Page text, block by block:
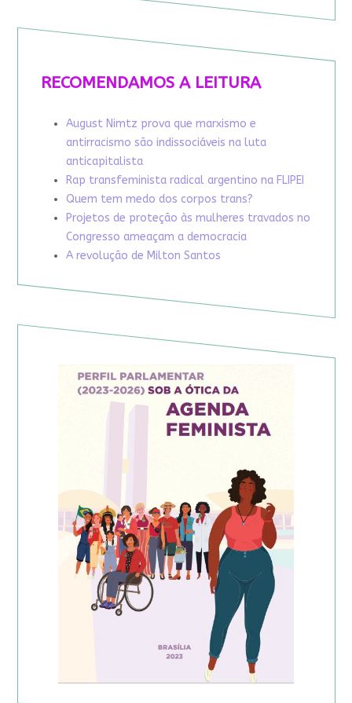
RECOMENDAMOS A LEITURA
August Nimtz prova que marxismo e
antirracismo são indissociáveis na luta
anticapitalista
Rap transfeminista radical argentino na FLIPEI
Quem tem medo dos corpos trans?
Projetos de proteção às mulheres travados no
Congresso ameaçam a democracia
A revolução de Milton Santos